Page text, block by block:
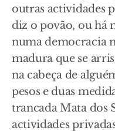
outras actividades
diz o povão, ou há
numa democracia
madura que se
na cabeça de
pesos e duas
trancada Mata dos
actividades